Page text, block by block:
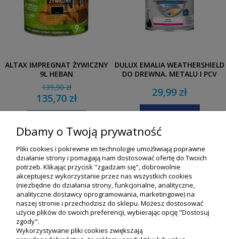
ALTAX IMPREGNAT ŻYWICZNY
9L HEBAN
139,90 zł
135,70 zł
DULUX EMALIA WEATHERSHIELD
DO DREWNA, METALU I PCV
29,99 zł
DO KOSZYKA
Dbamy o Twoją prywatność
Pliki cookies i pokrewne im technologie umożliwiają poprawne
działanie strony i pomagają nam dostosować ofertę do Twoich
potrzeb. Klikając przycisk "zgadzam się", dobrowolnie
akceptujesz wykorzystanie przez nas wszystkich cookies
(niezbędne do działania strony, funkcjonalne, analityczne,
analityczne dostawcy oprogramowania, marketingowe) na
naszej stronie i przechodzisz do sklepu. Możesz dostosować
użycie plików do swoich preferencji, wybierając opcję "Dostosuj
zgody".
Wykorzystywane pliki cookies zwiększają